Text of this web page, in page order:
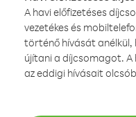
A havi előfizetéses
vezetékes és
történő hívását anélkül,
újítani a díjcsomagot. A
az eddigi hívásait